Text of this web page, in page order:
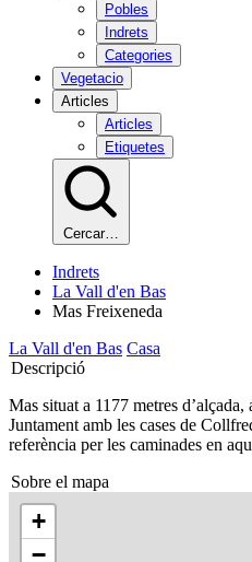
Pobles
Indrets
Categories
Vegetacio
Articles
Articles
Etiquetes
Cercar…
Indrets
La Vall d'en Bas
Mas Freixeneda
La Vall d'en Bas Casa
Descripció
Mas situat a 1177 metres
Juntament amb les cases de
referència per les caminades en
Sobre el mapa
+
−